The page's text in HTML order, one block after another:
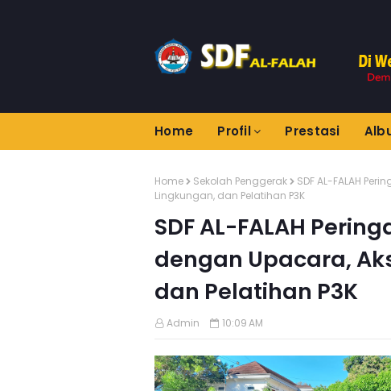
Home Profil Prestasi
Home Sekolah Penggerak
SDF AL-FALAH
Lingkungan, dan Pelatihan P3K
SDF AL-FALAH
dengan Upacara,
dan Pelatihan P3K
Admin 10:09 AM